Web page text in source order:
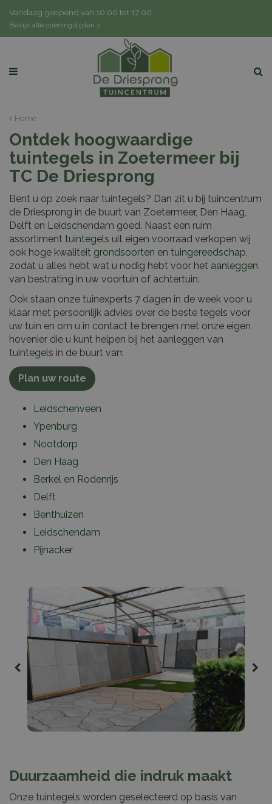
Home
Vandaag geopend van 10:00 tot 17:00
Bekijk alle openingstijden >
Ontdek hoogwaardige
tuintegels in Zoetermeer bij
TC De Driesprong
Bent u op zoek naar tuintegels? Dan zit u bij tuincentrum
de Driesprong in de buurt van Zoetermeer, Den Haag,
Delft en Leidschendam goed. Naast een ruim
assortiment tuintegels uit eigen voorraad verkopen wij
ook hoge kwaliteit grondsoorten en tuingereedschap,
zodat u alles hebt wat u nodig hebt voor het aanleggen
van bestrating in uw voortuin of achtertuin.
Ook staan onze tuinexperts 7 dagen in de week voor u
klaar met persoonlijk advies over de beste tegels voor
uw tuin en om u in contact te brengen met onze eigen
hovenier die u kunt helpen bij het aanleggen van
tuintegels in de buurt van:
Plan uw route
Leidschenveen
Ypenburg
Nootdorp
Den Haag
Berkel en Rodenrijs
Delft
Benthuizen
Leidschendam
Pijnacker
Duurzaamheid die indruk maakt
Onze tuintegels worden geselecteerd op basis van